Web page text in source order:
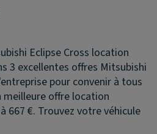
Eclipse Cross location
3 excellentes offres Mitsubishi
pour convenir à tous
offre location
667 €. Trouvez votre véhicule